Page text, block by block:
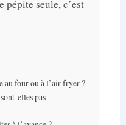
pépite seule, c’est
au four ou à l’air fryer ?
elles pas